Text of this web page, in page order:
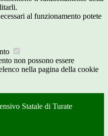
al funzionamento potete
non possono essere
nella pagina della cookie
Statale di Turate